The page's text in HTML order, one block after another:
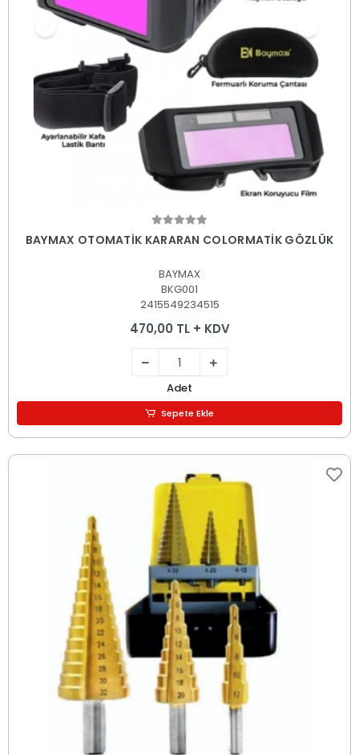
Sepete Ekle
BAYMAX OTOMATİK KARARAN COLORMATİK GÖZLÜK
BAYMAX
BKG001
2415549234515
470,00 TL + KDV
Adet
Sepete Ekle